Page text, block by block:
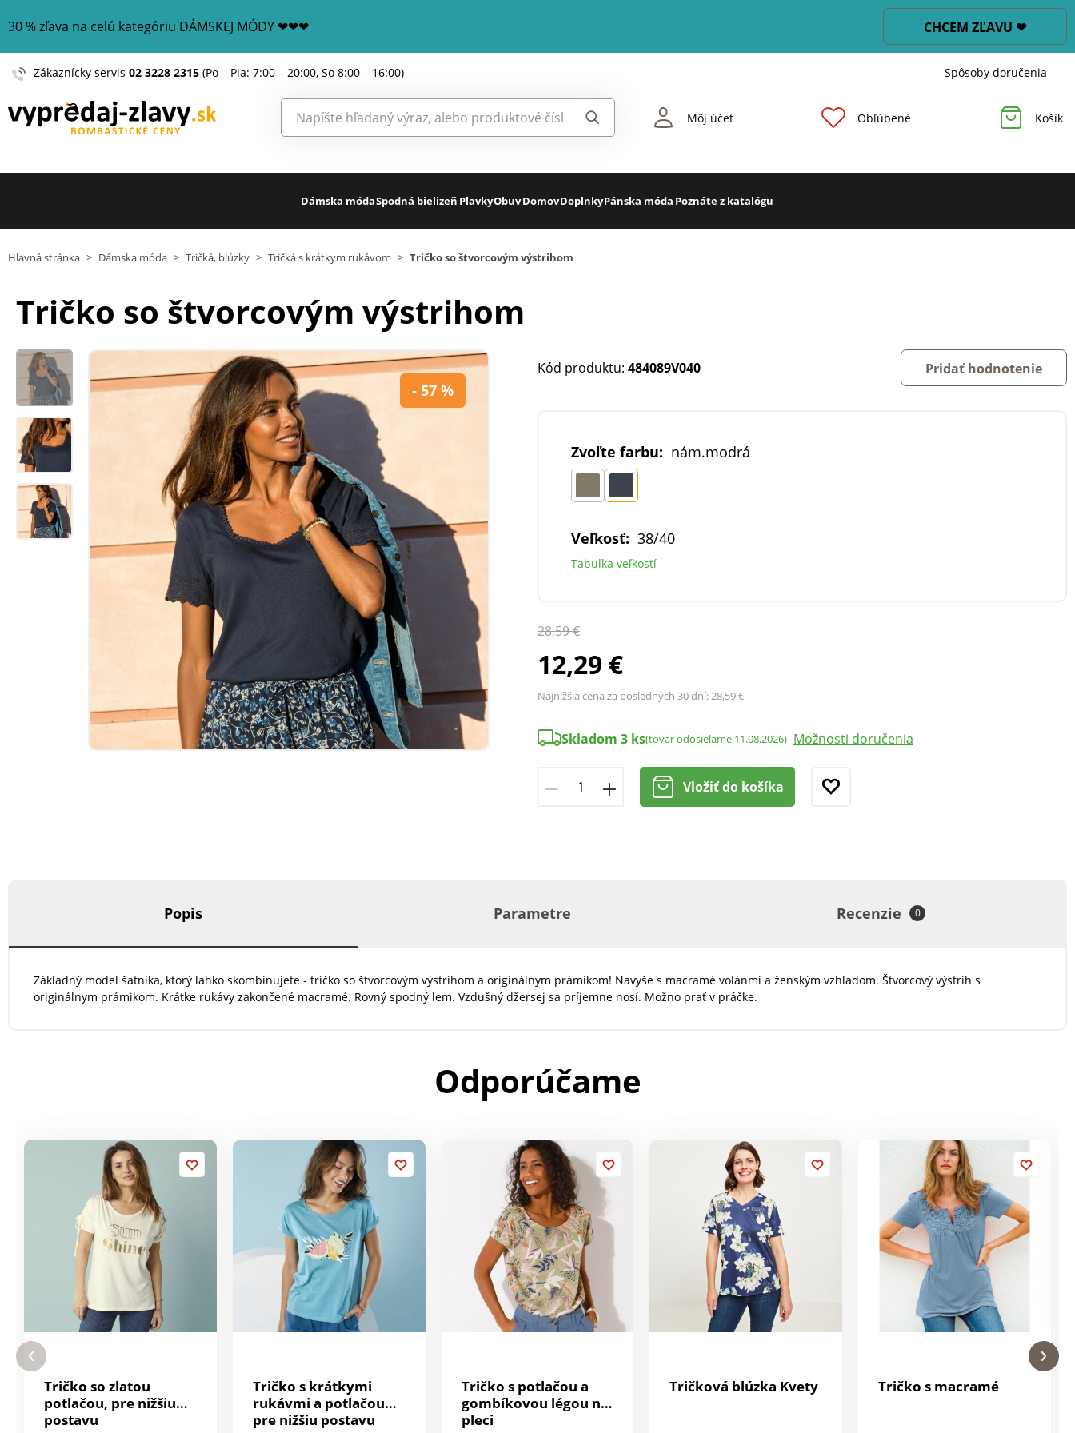
30 % zľava na celú kategóriu DÁMSKEJ MÓDY ❤❤❤ CHCEM ZĽAVU ❤
Zákaznícky servis 02 3228 2315 (Po – Pia: 7:00 – 20:00, So 8:00 – 16:00) Spôsoby doručenia
Môj účet Obľúbené Košík
Dámska módaSpodná bielizeň PlavkyObuvDomovDoplnkyPánska móda Poznáte z katalógu
Hlavná stránka > Dámska móda > Tričká, blúzky > Tričká s krátkym rukávom > Tričko so štvorcovým výstrihom
Tričko so štvorcovým výstrihom
- 57 %
Kód produktu: 484089V040 Pridať hodnotenie
Zvoľte farbu: nám.modrá
Veľkosť: 38/40
Tabuľka veľkostí
28,59 €
12,29 €
Najnižšia cena za posledných 30 dní:28,59 €
Skladom 3 ks(tovar odosielame 11.08.2026)-Možnosti doručenia
Vložiť do košíka
Popis Parametre Recenzie 0
Základný model šatníka, ktorý ľahko skombinujete - tričko so štvorcovým výstrihom a originálnym prámikom! Navyše s macramé volánmi a ženským vzhľadom. Štvorcový výstrih s
originálnym prámikom. Krátke rukávy zakončené macramé. Rovný spodný lem. Vzdušný džersej sa príjemne nosí. Možno prať v práčke.
Odporúčame
Tričko so zlatou
potlačou, pre nižšiu
postavu
Tričko s krátkymi
rukávmi a potlačou
pre nižšiu postavu
Tričko s potlačou a
gombíkovou légou na
pleci
Tričková blúzka Kvety Tričko s macramé